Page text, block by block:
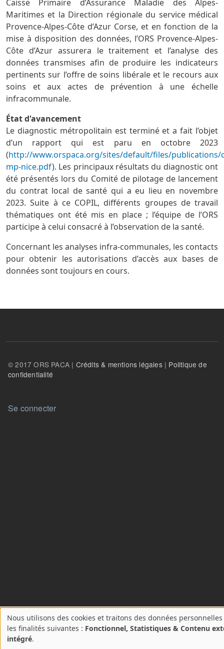
Caisse Primaire d’Assurance Maladie des Alpes-
Maritimes et la Direction régionale du service médical
Provence-Alpes-Côte d’Azur Corse, et en fonction de la
mise à disposition des données, l’ORS Provence-Alpes-
Côte d’Azur assurera le traitement et l’analyse des
données transmises afin de produire les indicateurs
pertinents sur l’offre de soins libérale et le recours aux
soins et aux actes de prévention à une échelle
infracommunale.
État d'avancement
Le diagnostic métropolitain est terminé et a fait l’objet
d’un rapport qui est paru en octobre 2023
(http://www.orspaca.org/sites/default/files/publications/
mp-nice.pdf). Les principaux résultats du diagnostic ont
été présentés lors du Comité de pilotage de lancement
du contrat local de santé qui a eu lieu en novembre
2023. Suite à ce COPIL, différents groupes de travail
thématiques ont été mis en place ; l’équipe de l’ORS
participe à celui consacré à l’observation de la santé.
Concernant les analyses infra-communales, les contacts
pour obtenir les autorisations d’accès aux bases de
données sont toujours en cours.
© 2017 ORS PACA | Crédits & mentions légales| Politique de
confidentialité
User account menu
Se connecter
A
propos
Nous utilisons des cookies et traitons des données
les finalités suivantes : Fonctionnel, Statistiques & Contenu
intégré.